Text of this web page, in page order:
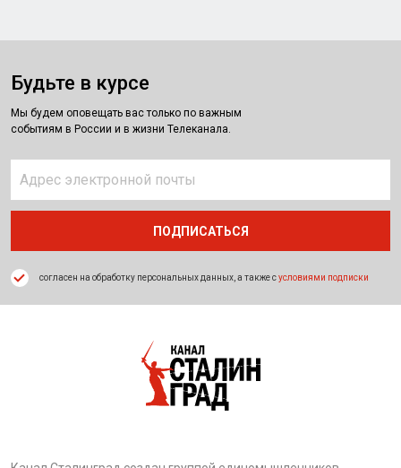
Будьте в курсе
Мы будем оповещать вас только по важным
событиям в России и в жизни Телеканала.
согласен на обработку персональных данных, а также сусловиями подписки